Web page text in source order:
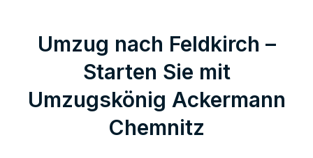
Umzug nach Feldkirch –
Starten Sie mit
Umzugskönig Ackermann
Chemnitz